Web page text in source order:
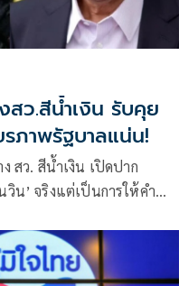
ว.สีน้ำเงิน รับคุย
ภาพรัฐบาลแน่น!
สว. สีน้ำเงิน เปิดปาก
น’ จริงแต่เป็นการให้คำ
หา